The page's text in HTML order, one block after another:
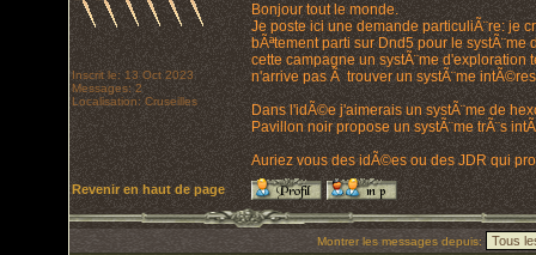
Inscrit le: 13 Oct 2023
Messages: 2
Localisation: Cruseilles
Bonjour tout le monde.
Je poste ici une demande particuliÃ¨re: je
bÃªtement parti sur Dnd5 pour le
cette campagne un systÃ¨me
n'arrive pas Ã trouver un systÃ¨me
Dans l'idÃ©e j'aimerais un systÃ¨me de
Pavillon noir propose un systÃ¨me trÃ¨s
Auriez vous des idÃ©es ou des JDR qui
Revenir en haut de page
Montrer les messages depuis: